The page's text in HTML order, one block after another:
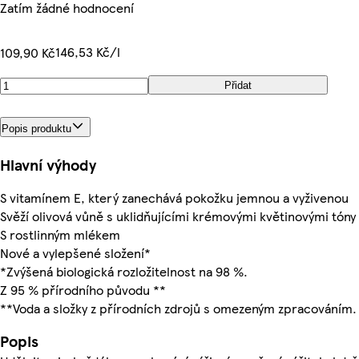
Zatím žádné hodnocení
109,90 Kč146,53 Kč/l
Přidat
Popis produktu
Hlavní výhody
S vitamínem E, který zanechává pokožku jemnou a vyživenou
Svěží olivová vůně s uklidňujícími krémovými květinovými tóny
S rostlinným mlékem
Nové a vylepšené složení*
*Zvýšená biologická rozložitelnost na 98 %.
Z 95 % přírodního původu **
**Voda a složky z přírodních zdrojů s omezeným zpracováním.
Popis